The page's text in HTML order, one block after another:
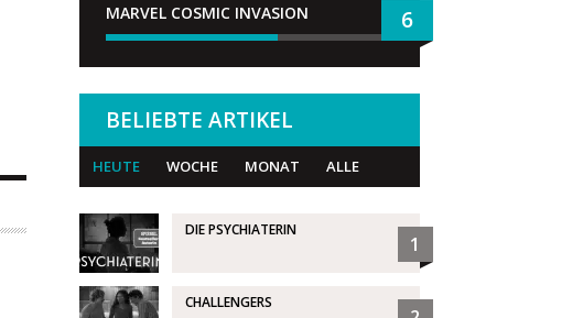
MARVEL COSMIC INVASION 6
BELIEBTE ARTIKEL
HEUTE WOCHE MONAT ALLE
DIE PSYCHIATERIN
1
CHALLENGERS